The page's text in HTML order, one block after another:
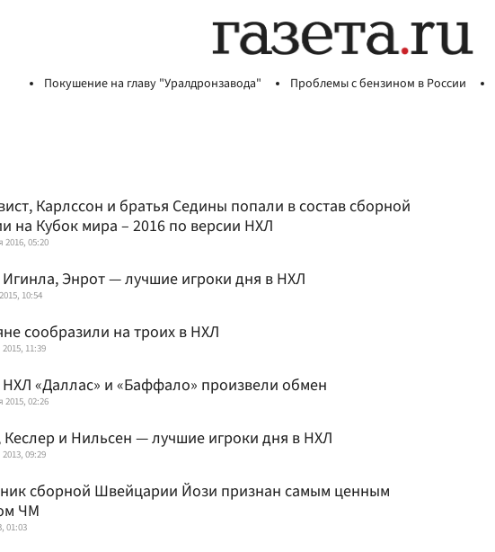
Покушение на главу "Уралдронзавода" Проблемы с бензином в России
Карлссон и братья Седины попали в состав сборной
на Кубок мира – 2016 по версии НХЛ
2016, 05:20
Игинла, Энрот — лучшие игроки дня в НХЛ
10:54
сообразили на троих в НХЛ
11:39
«Даллас» и «Баффало» произвели обмен
2015, 02:26
Кеслер и Нильсен — лучшие игроки дня в НХЛ
09:29
сборной Швейцарии Йози признан самым ценным
ЧМ
01:03